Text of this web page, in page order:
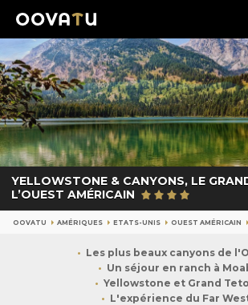
YELLOWSTONE & CANYONS, LE
L’OUEST AMÉRICAIN
OOVATU AMÉRIQUES ETATS-UNIS OUEST AMÉRICAIN
Les plus beaux canyons de
Un séjour en ranch à
Yellowstone et Grand
L'expérience du Far